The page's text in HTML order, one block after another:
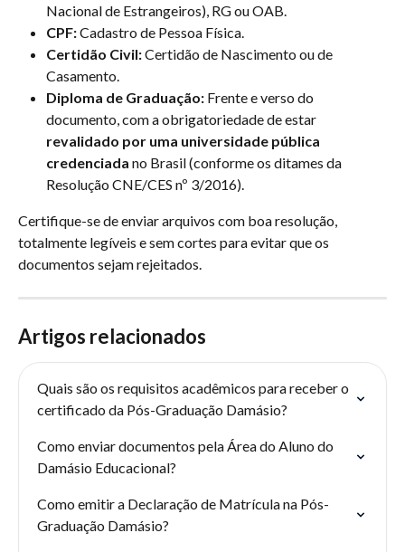
Nacional de Estrangeiros), RG ou OAB.
CPF: Cadastro de Pessoa Física.
Certidão Civil: Certidão de Nascimento ou de
Casamento.
Diploma de Graduação: Frente e verso do
documento, com a obrigatoriedade de estar
revalidado por uma universidade pública
credenciada no Brasil (conforme os ditames da
Resolução CNE/CES nº 3/2016).
Certifique-se de enviar arquivos com boa resolução,
totalmente legíveis e sem cortes para evitar que os
documentos sejam rejeitados.
Artigos relacionados
Quais são os requisitos acadêmicos para receber o
certificado da Pós-Graduação Damásio?
Como enviar documentos pela Área do Aluno do
Damásio Educacional?
Como emitir a Declaração de Matrícula na Pós-
Graduação Damásio?